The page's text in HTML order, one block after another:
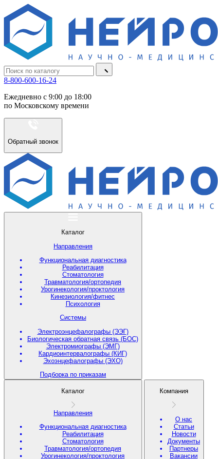
8-800-600-16-24
Ежедневно с 9:00 до 18:00
по Московскому времени
Обратный звонок
Каталог
Направления
Функциональная диагностика
Реабилитация
Стоматология
Травматология/ортопедия
Урогинекология/проктология
Кинезиология/фитнес
Психология
Системы
Электроэнцефалографы (ЭЭГ)
Биологическая обратная связь (БОС)
Электромиографы (ЭМГ)
Кардиоинтервалографы (КИГ)
Эхоэнцефалографы (ЭХО)
Подборка по приказам
Каталог
Направления
Функциональная диагностика
Реабилитация
Стоматология
Травматология/ортопедия
Урогинекология/проктология
Компания
О нас
Статьи
Новости
Документы
Партнеры
Вакансии